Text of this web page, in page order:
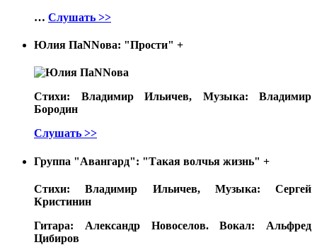
… Слушать >>
Юлия ПаNNова: "Прости" +
Стихи: Владимир Ильичев, Музыка: Владимир
Бородин
Слушать >>
Группа "Авангард": "Такая волчья жизнь" +
Стихи: Владимир Ильичев, Музыка: Сергей
Кристинин
Гитара: Александр Новоселов. Вокал: Альфред
Цибиров